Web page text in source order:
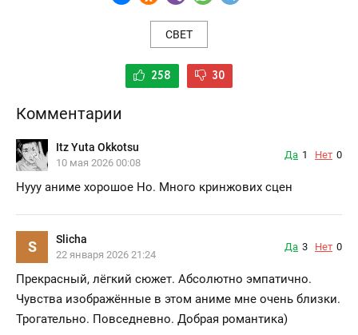
СВЕТ
258 30
Комментарии
Itz Yuta Okkotsu
10 мая 2026 00:08
Да 1 Нет 0
Нууу аниме хорошое Но. Много кринжових сцен
S Slicha
22 января 2026 21:24
Да 3 Нет 0
Прекрасный, лёгкий сюжет. Абсолютно эмпатично.
Чувства изображённые в этом аниме мне очень близки.
Трогательно. Повседневно. Добрая романтика)